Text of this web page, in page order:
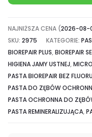
zębów
wrażliwych
Tubka
75ml
NAJNIŻSZA CENA (2026-08-
SKU:2975 KATEGORIE:
BIOREPAIR PLUS,BIOREPAIR
HIGIENA JAMY USTNEJ,
PASTA BIOREPAIR BEZ
PASTA DO ZĘBÓW
PASTA OCHRONNA DO
PASTA REMINERALIZUJĄCA,